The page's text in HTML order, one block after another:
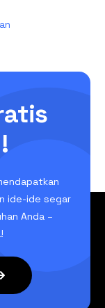
ide-ide segar
Anda –